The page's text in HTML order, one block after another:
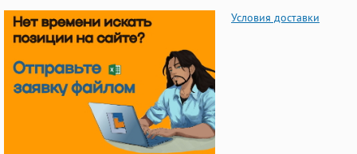
Условия доставки